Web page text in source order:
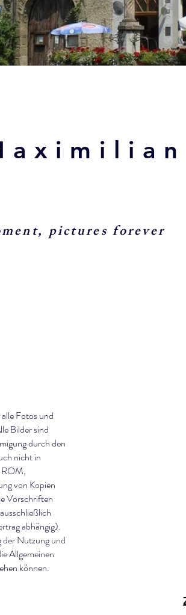
pictures forever
Fotos und
Bilder sind
durch den
nicht in
ROM,
von Kopien
Vorschriften
abhängig).
Nutzung und
Allgemeinen
können.